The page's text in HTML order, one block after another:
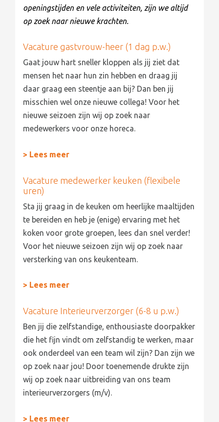
openingstijden en vele activiteiten, zijn we altijd
op zoek naar nieuwe krachten.
Vacature gastvrouw-heer (1 dag p.w.)
Gaat jouw hart sneller kloppen als jij ziet dat
mensen het naar hun zin hebben en draag jij
daar graag een steentje aan bij? Dan ben jij
misschien wel onze nieuwe collega! Voor het
nieuwe seizoen zijn wij op zoek naar
medewerkers voor onze horeca.
> Lees meer
Vacature medewerker keuken (flexibele
uren)
Sta jij graag in de keuken om heerlijke maaltijden
te bereiden en heb je (enige) ervaring met het
koken voor grote groepen, lees dan snel verder!
Voor het nieuwe seizoen zijn wij op zoek naar
versterking van ons keukenteam.
> Lees meer
Vacature Interieurverzorger (6-8 u p.w.)
Ben jij die zelfstandige, enthousiaste doorpakker
die het fijn vindt om zelfstandig te werken, maar
ook onderdeel van een team wil zijn? Dan zijn we
op zoek naar jou! Door toenemende drukte zijn
wij op zoek naar uitbreiding van ons team
interieurverzorgers (m/v).
> Lees meer